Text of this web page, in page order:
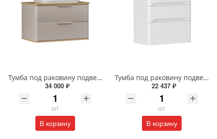
Тумба под раковину подвесная EQUIL Десерт 80.2Я/Desert 80.2Y с ручками в цвет амарок tpDSRT80.2Y-25R амарок/дуб
34 000 ₽
шт
В корзину
Тумба под раковину подвесная EQUIL Найс 70 см tpNICE70.2Y-05 белая
22 437 ₽
шт
В корзину